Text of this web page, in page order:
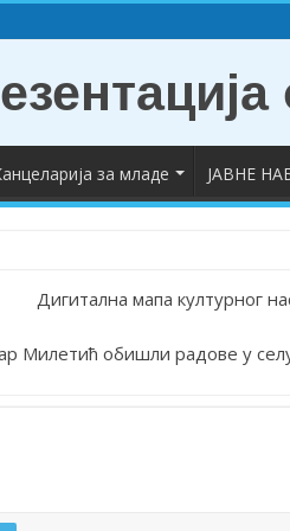
за младе ЈАВНЕ
Лепосавићу
и предузетништва на
Милетић обишли радове у